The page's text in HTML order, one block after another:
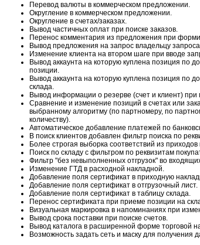
Перевод валюты в коммерческом предложении.
Округление в коммерческом предложении.
Округление в счетах/заказах.
Вывод частичных оплат при поиске заказов.
Перенос комментария из предложения при
Вывод предложения на запрос владельцу
Изменение клиента на втором шаге при вводе
Вывод аккаунта на которую куплена позиция по
позиции.
Вывод аккаунта на которую куплена позиция по
склада.
Вывод информации о резерве (счет и клиент) при
Сравнение и изменение позиций в счетах или
выбранному алгоритму (по партномеру, по
количеству).
Автоматическое добавление платежей по
В поиск клиентов добавлен фильтр поиска по
Более строгая выборка соответствий из
Поиск по складу с фильтром по реквизитам
Фильтр "без невыполненных отгрузок" во
Изменение ГТД в расходной накладной.
Добавление поля сертификат в приходную
Добавление поля сертификат в отгрузочный лист.
Добавление поля сертификат в таблицу склада.
Перенос сертификата при приеме позиции на
Визуальная маркировка в напоминаниях при
Вывод срока поставки при поиске счетов.
Вывод каталога в расширенной форме торговой
Возможность задать сеть и маску для